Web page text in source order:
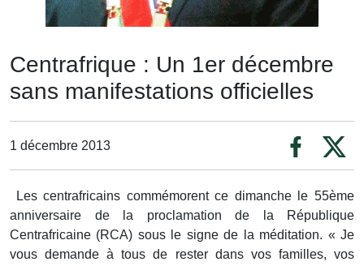
Centrafrique : Un 1er décembre
sans manifestations officielles
1 décembre 2013
Les centrafricains commémorent ce dimanche le 55ème
anniversaire de la proclamation de la République
Centrafricaine (RCA) sous le signe de la méditation. « Je
vous demande à tous de rester dans vos familles, vos